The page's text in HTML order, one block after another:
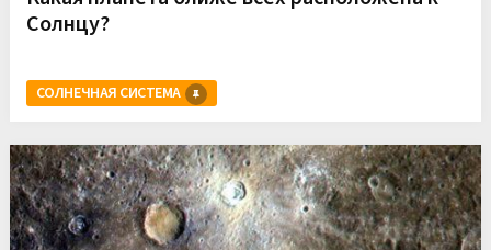
Солнцу?
СОЛНЕЧНАЯ СИСТЕМА